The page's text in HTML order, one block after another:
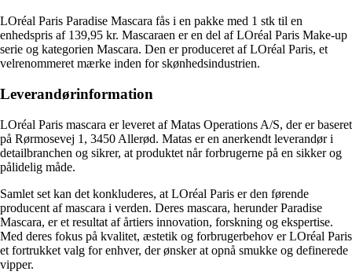
LOréal Paris Paradise Mascara fås i en pakke med 1 stk til en
enhedspris af 139,95 kr. Mascaraen er en del af LOréal Paris Make-up
serie og kategorien Mascara. Den er produceret af LOréal Paris, et
velrenommeret mærke inden for skønhedsindustrien.
Leverandørinformation
LOréal Paris mascara er leveret af Matas Operations A/S, der er baseret
på Rørmosevej 1, 3450 Allerød. Matas er en anerkendt leverandør i
detailbranchen og sikrer, at produktet når forbrugerne på en sikker og
pålidelig måde.
Samlet set kan det konkluderes, at LOréal Paris er den førende
producent af mascara i verden. Deres mascara, herunder Paradise
Mascara, er et resultat af årtiers innovation, forskning og ekspertise.
Med deres fokus på kvalitet, æstetik og forbrugerbehov er LOréal Paris
et fortrukket valg for enhver, der ønsker at opnå smukke og definerede
vipper.